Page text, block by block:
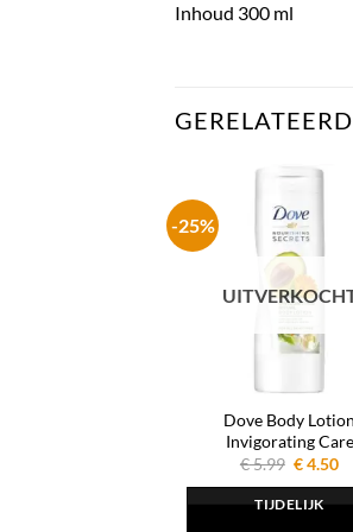
Inhoud 300 ml
-25%
Dove Body Lotion
Invigorating Care
€5.99
was:
€ 5.99.
€4.50
TIJDELIJK